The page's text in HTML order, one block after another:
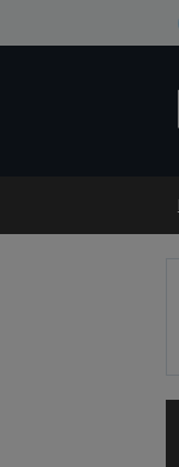
to